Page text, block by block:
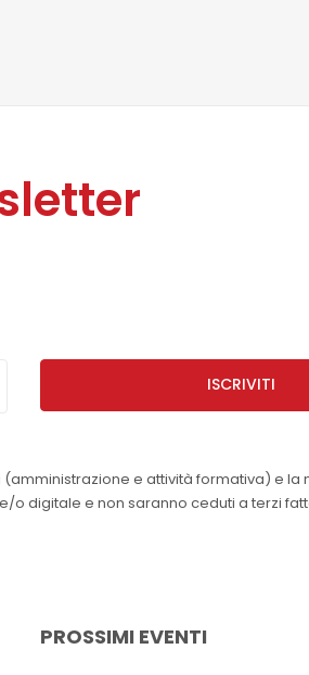
ISCRIVITI
(amministrazione e attività formativa) e la
digitale e non saranno ceduti a terzi
PROSSIMI EVENTI